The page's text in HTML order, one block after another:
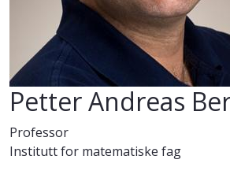
Petter Andreas
Professor
Institutt for matematiske fag